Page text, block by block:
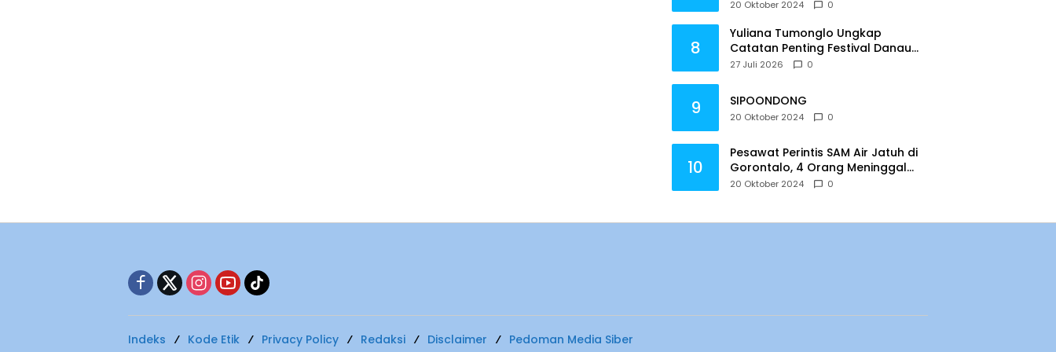
20 Oktober 2024 0
8
Yuliana Tumonglo Ungkap
Catatan Penting Festival Danau
Lindu: Parkir hingga Toilet Harus
27 Juli 2026 0
9 SIPOONDONG
20 Oktober 2024 0
10
Pesawat Perintis SAM Air Jatuh di
Gorontalo, 4 Orang Meninggal
Dunia
20 Oktober 2024 0
Indeks Kode Etik Privacy Policy Redaksi Disclaimer Pedoman Media Siber